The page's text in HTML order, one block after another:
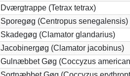
Dværgtrappe (Tetrax tetrax)
Sporegøg (Centropus senegalensis)
Skadegøg (Clamator glandarius)
Jacobinergøg (Clamator jacobinus)
Gulnæbbet Gøg (Coccyzus